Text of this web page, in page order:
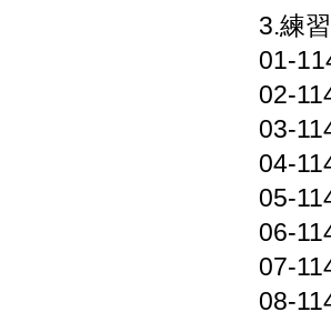
3.練
01-
02-
03-
04-
05-
06-
07-
08-